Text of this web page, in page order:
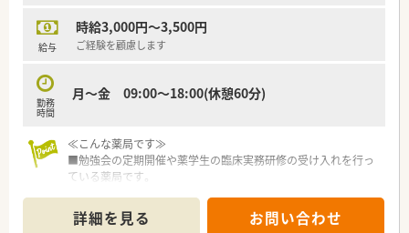
【やりがい/おすすめポイント】
■経験次第で年収720万円も目指せる、沖縄県内でも高水準の給
をつけて働けます。
給与
時給3,000円～3,500円
ご経験を顧慮します
勤務
時間
月～金 09:00～18:00(休憩60分)
≪こんな薬局です≫
■勉強会の定期開催や薬学生の臨床実務研修の受け入れを行っ
ている薬局です。
す。
詳細を見る お問い合わせ